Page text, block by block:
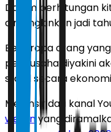
Dalam perhitungan
dimungkinkan jadi
Beberapa orang
pengusaha diyakini
stabil secara
Melansir dari kanal
weton yang